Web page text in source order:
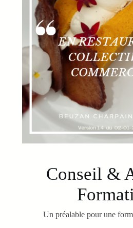
Conseil &
Un préalable pour une